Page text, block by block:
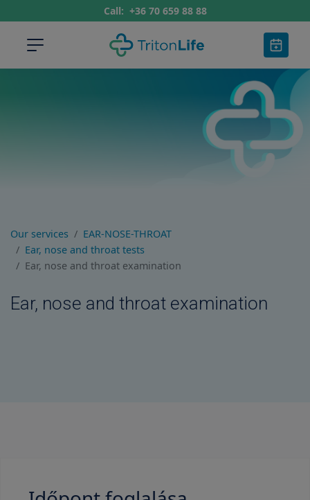
Call: +36 70 659 88 88
Our services
EAR-NOSE-THROAT
Ear, nose and throat tests
Ear, nose and throat examination
Ear, nose and throat examination